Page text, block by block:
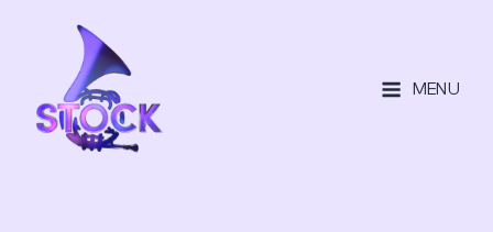
MENU